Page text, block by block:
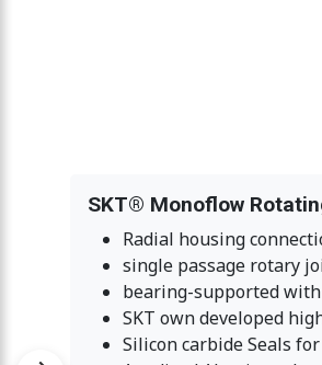
SKT® Monoflow
Radial housing
single passage rotary
bearing-supported
SKT own developed
Silicon carbide Seals